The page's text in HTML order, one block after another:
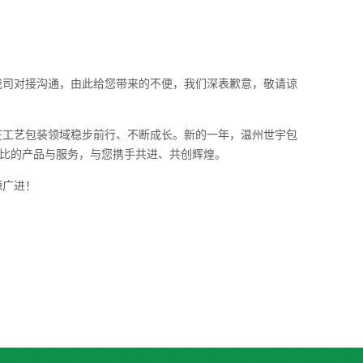
对接沟通，由此给您带来的不便，我们深表歉意，敬请谅
艺包装领域稳步前行、不断成长。新的一年，温州世宇包
的产品与服务，与您携手共进、共创辉煌。
进！